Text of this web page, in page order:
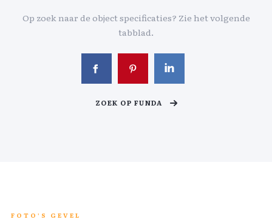
Op zoek naar de object specificaties? Zie het volgende
tabblad.
ZOEK OP FUNDA
FOTO'S GEVEL